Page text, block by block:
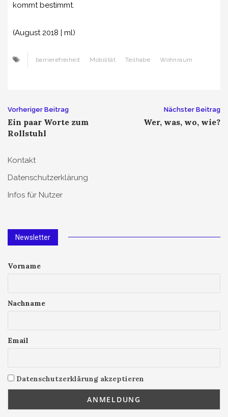
kommt bestimmt.
(August 2018 | ml)
barrierefreiheit Mobilität Teilhabe Wohnraum
Beitrags-
Navigation
Vorheriger Beitrag
Ein paar Worte zum
Rollstuhl
Nächster Beitrag
Wer, was, wo, wie?
Kontakt
Datenschutzerklärung
Infos für Nutzer
Newsletter
Vorname
Nachname
Email
Datenschutzerklärung akzeptieren